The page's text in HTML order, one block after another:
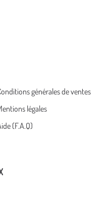
générales de ventes
légales
(F.A.Q)